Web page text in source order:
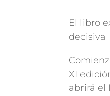
El libro
decisiva
XI
abrirá el